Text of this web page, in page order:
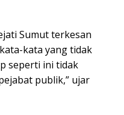
Sumut terkesan
kata yang tidak
seperti ini tidak
publik,” ujar